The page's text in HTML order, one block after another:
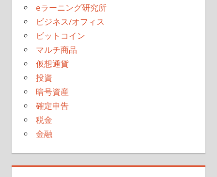
eラーニング研究所
ビジネス/オフィス
ビットコイン
マルチ商品
仮想通貨
投資
暗号資産
確定申告
税金
金融